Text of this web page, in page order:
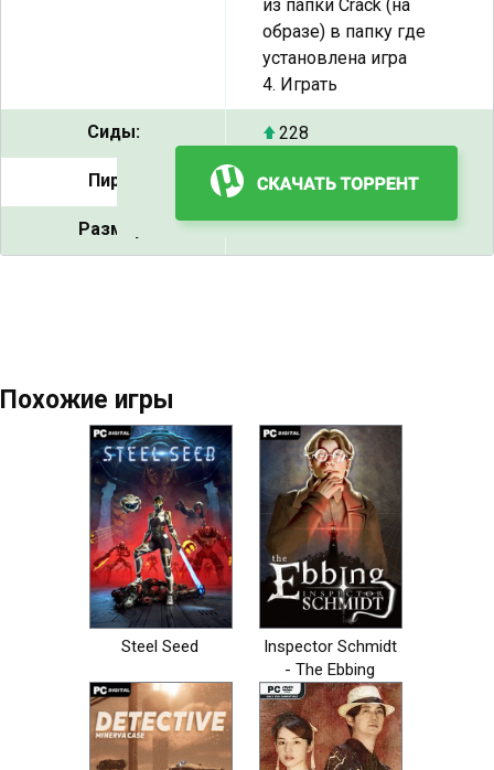
из папки Crack (на
образе) в папку где
установлена игра
4. Играть
Сиды: 228
Пиры: 10
Размер: 5.91 GB
Похожие игры
Steel Seed
Inspector Schmidt
- The Ebbing